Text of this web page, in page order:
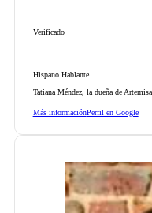
Verificado
Hispano Hablante
Tatiana Méndez, la dueña de
Más informaciónPerfil en Google